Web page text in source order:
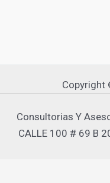
Copyright
Consultorias Y
CALLE 100 # 69 B